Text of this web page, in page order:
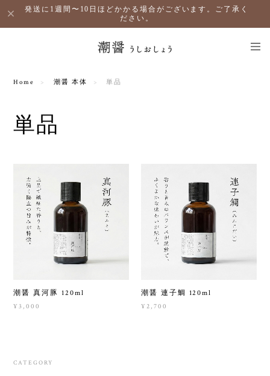
発送に1週間〜10日ほどかかる場合がございます。ご了承く
ださい。
Home 潮醤 本体 単品
単品
潮醤 真河豚 120ml
¥3,000
潮醤 連子鯛 120ml
¥2,700
CATEGORY